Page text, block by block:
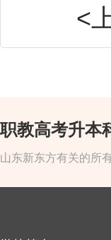
<
职教高考升本
山东新东方有关的所